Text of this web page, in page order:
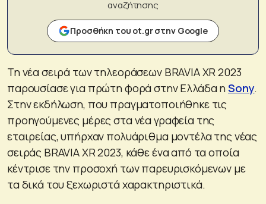
αναζήτησης
Προσθήκη του ot.gr στην Google
Τη νέα σειρά των τηλεοράσεων BRAVIA XR 2023
παρουσίασε για πρώτη φορά στην Ελλάδα ηSony.
Στην εκδήλωση, που πραγματοποιήθηκε τις
προηγούμενες μέρες στα νέα γραφεία της
εταιρείας, υπήρχαν πολυάριθμα μοντέλα της νέας
σειράς BRAVIA XR 2023, κάθε ένα από τα οποία
κέντρισε την προσοχή των παρευρισκόμενων με
τα δικά του ξεχωριστά χαρακτηριστικά.